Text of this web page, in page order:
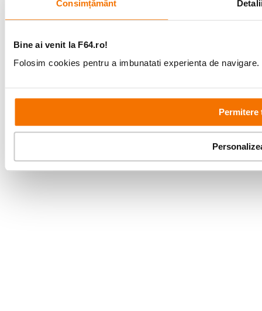
Consimțământ
Bine ai venit la F64.ro!
Folosim cookies pentru a imbunatati experienta de
Permitere
Program de lucru
09:00 - 21:00
Bd-ul Unirii 64, Bucuresti
Copyright © F64 2001 - 2026